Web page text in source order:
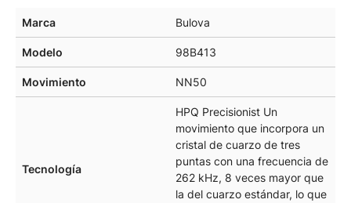
Marca Bulova
Modelo 98B413
Movimiento NN50
Tecnología
HPQ Precisionist Un
movimiento que incorpora un
cristal de cuarzo de tres
puntas con una frecuencia de
262 kHz, 8 veces mayor que
la del cuarzo estándar, lo que